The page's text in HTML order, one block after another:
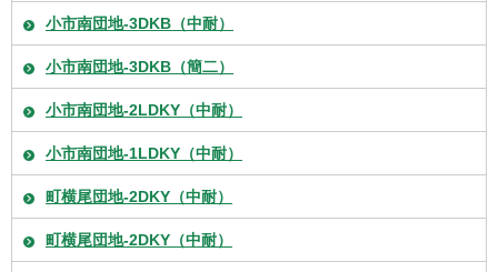
小市南団地-3DKB（中耐）
小市南団地-3DKB（簡二）
小市南団地-2LDKY（中耐）
小市南団地-1LDKY（中耐）
町横尾団地-2DKY（中耐）
町横尾団地-2DKY（中耐）